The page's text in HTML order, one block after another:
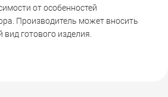
от особенностей
Производитель может вносить
готового изделия.